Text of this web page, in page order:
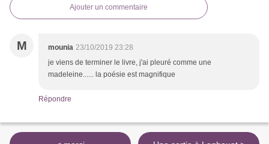
Ajouter un commentaire
M mounia 23/10/2019 23:28
je viens de terminer le livre, j'ai pleuré comme une
madeleine...... la poésie est magnifique
Répondre